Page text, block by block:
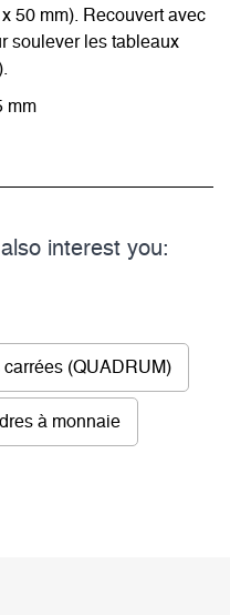
50 mm). Recouvert avec
soulever les tableaux
mm
interest you:
(QUADRUM)
à monnaie